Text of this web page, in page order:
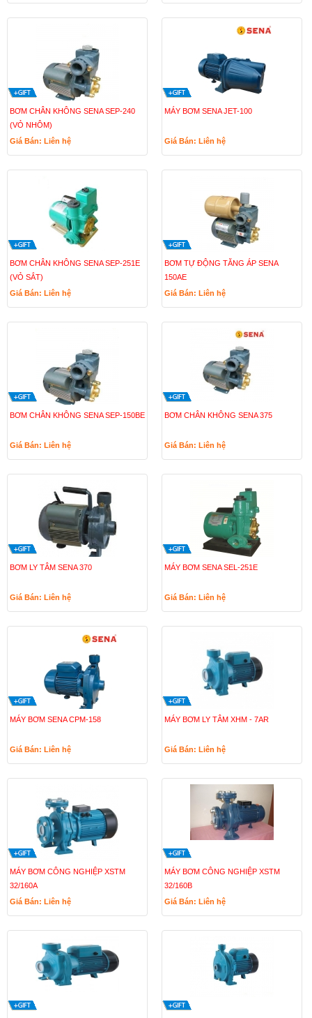
BƠM CHÂN KHÔNG SENA SEP-240
(VỎ NHÔM)
Giá Bán: Liên hệ
MÁY BƠM SENA JET-100
Giá Bán: Liên hệ
BƠM CHÂN KHÔNG SENA SEP-251E
(VỎ SẮT)
Giá Bán: Liên hệ
BƠM TỰ ĐỘNG TĂNG ÁP SENA
150AE
Giá Bán: Liên hệ
BƠM CHÂN KHÔNG SENA SEP-150BE
Giá Bán: Liên hệ
BƠM CHÂN KHÔNG SENA 375
Giá Bán: Liên hệ
BƠM LY TÂM SENA 370
Giá Bán: Liên hệ
MÁY BƠM SENA SEL-251E
Giá Bán: Liên hệ
MÁY BƠM SENA CPM-158
Giá Bán: Liên hệ
MÁY BƠM LY TÂM XHM - 7AR
Giá Bán: Liên hệ
MÁY BƠM CÔNG NGHIỆP XSTM
32/160A
Giá Bán: Liên hệ
MÁY BƠM CÔNG NGHIỆP XSTM
32/160B
Giá Bán: Liên hệ